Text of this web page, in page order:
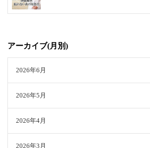
アーカイブ(月別)
2026年6月
2026年5月
2026年4月
2026年3月